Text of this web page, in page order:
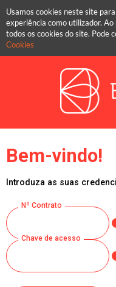
Usamos cookies neste site
experiência como utilizador.
todos os cookies do site. Pode
Cookies
Bem-vindo!
Introduza as suas
Nº Contrato
Chave de acesso